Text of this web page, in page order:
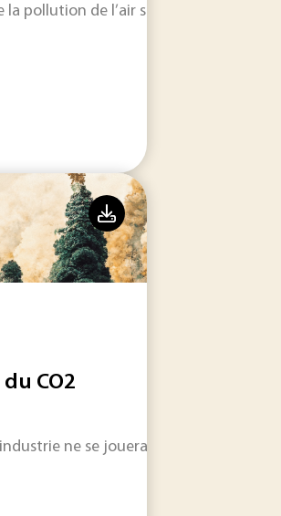
industrielles rapides, fiables et
pression réglementaire et
pollution de l’air suppose d’articuler
par Olec Kovalevsky,
CO2
ne se jouera pas uniquement